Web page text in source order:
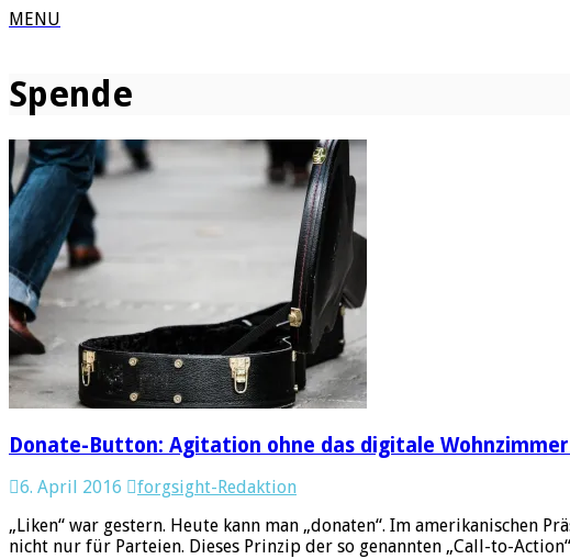
MENU
Spende
Donate-Button: Agitation ohne das digitale
6. April 2016
forgsight-Redaktion
„Liken“ war gestern. Heute kann man „donaten“. Im amerikanischen
nicht nur für Parteien. Dieses Prinzip der so genannten „Call-to-